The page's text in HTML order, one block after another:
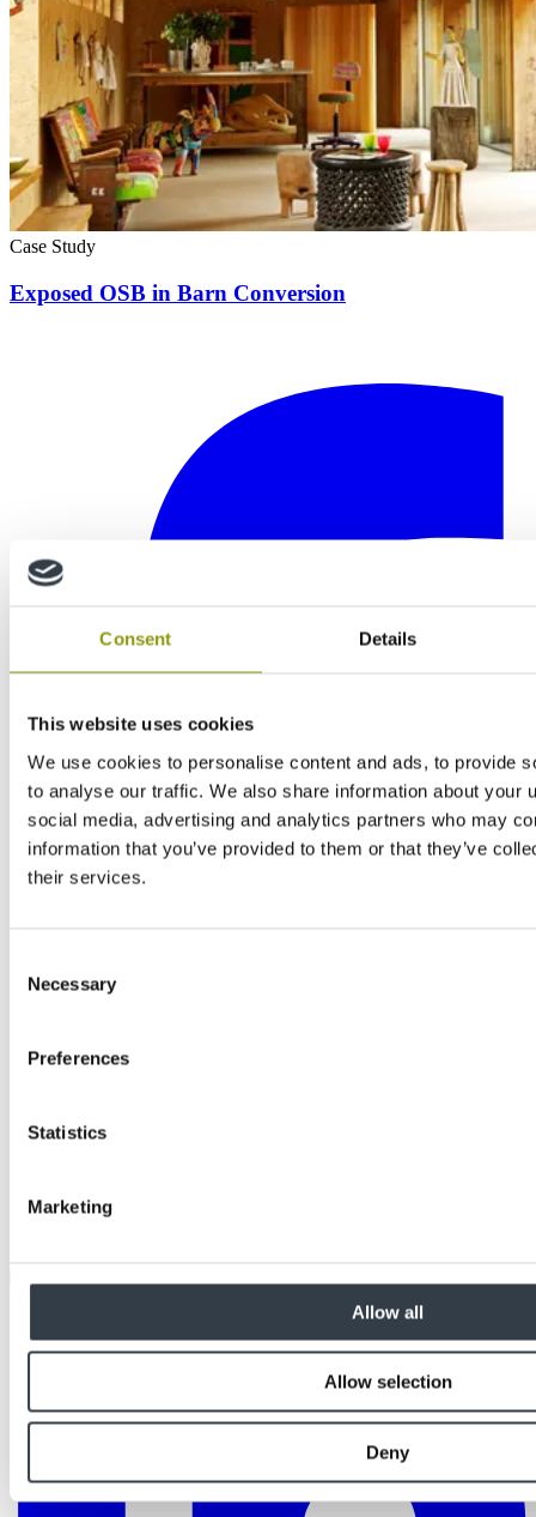
Consent Details
This website uses cookies
We use cookies to personalise content and ads, to provide
to analyse our traffic. We also share information about your
social media, advertising and analytics partners who may
information that you’ve provided to them or that they’ve
their services.
Selection
Necessary
Preferences
Statistics
Marketing
Allow all
Allow selection
Deny
Case Study
Exposed OSB in Barn Conversion